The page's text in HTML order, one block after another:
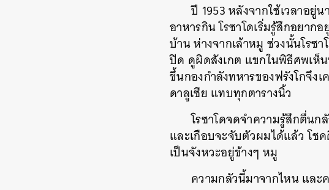
ปี 1953 หลังจากใช้เวลาอยู่
อาหารกิน โรซาโดเริ่มรู้สึกอยา
บ้าน ห่างจากเล้าหมู ช่วงนั้นโรซ
ปิด ดูผิดสังเกต แขกในพิธีศพเห็
ขึ้นกองกำลังทหารของฟรังโกจึง
ดาลูเซีย แทบทุกตารางนิ้ว
โรซาโดจดจำความรู้สึกตื่น
และเกือบจะจับตัวผมได้แล้ว โช
เป็นจังหวะอยู่ข้างๆ หมู
ความกลัวนี้มาจากไหน และ